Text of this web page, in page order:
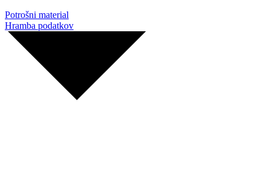
Potrošni material
Hramba podatkov